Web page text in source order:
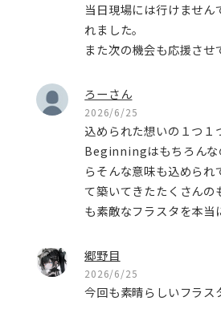
当日現場には行けませ
れました。
また次の機会も応援させ
ろーさん
2026/6/25
込められた想いの１つ
Beginningはもちろんな
らそんな意味も込めら
て築いてきたたくさん
も素敵なフラスタを本
郷野目
2026/6/25
今回も素晴らしいフラス